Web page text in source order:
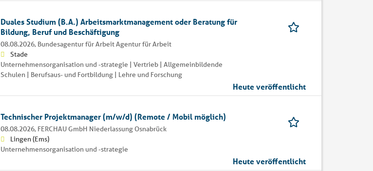
Duales Studium (B.A.) Arbeitsmarktmanagement oder Beratung für
Bildung, Beruf und Beschäftigung
08.08.2026, Bundesagentur für Arbeit Agentur für Arbeit
Stade
Unternehmensorganisation und -strategie | Vertrieb | Allgemeinbildende
Schulen | Berufsaus- und Fortbildung | Lehre und Forschung
Heute veröffentlicht
Technischer Projektmanager (m/w/d) (Remote / Mobil möglich)
08.08.2026, FERCHAU GmbH Niederlassung Osnabrück
Lingen (Ems)
Unternehmensorganisation und -strategie
Heute veröffentlicht